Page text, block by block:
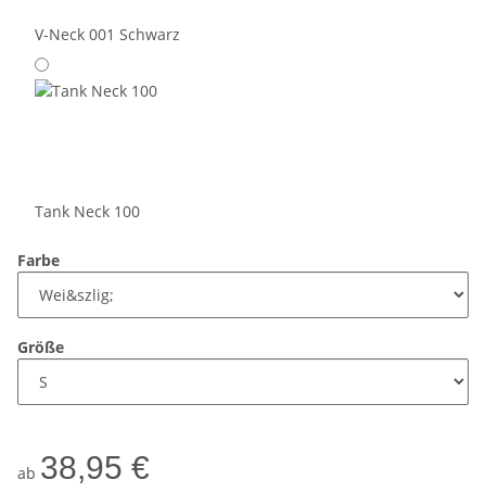
V-Neck 001 Schwarz
Tank Neck 100
Farbe
Größe
ab 38,95 €